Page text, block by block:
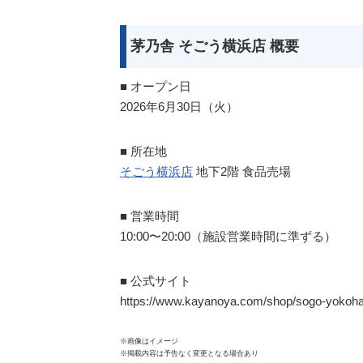
茅乃舎 そごう横浜店 概要
■ オープン日
2026年6月30日（火）
■ 所在地
そごう横浜店 地下2階 食品売場
■ 営業時間
10:00〜20:00（施設営業時間に準ずる）
■ 公式サイト
https://www.kayanoya.com/shop/sogo-
※画像はイメージ
※掲載内容は予告なく変更となる場合あり